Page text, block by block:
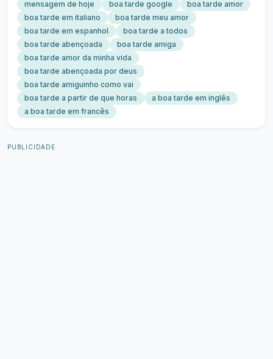
mensagem de hoje boa tarde google
boa tarde amor
boa tarde em italiano
boa tarde meu amor
boa tarde em espanhol
boa tarde a todos
boa tarde abençoada
boa tarde amiga
boa tarde amor da minha vida
boa tarde abençoada por deus
boa tarde amiguinho como vai
boa tarde a partir de que horas
a boa tarde em inglês
a boa tarde em francês
PUBLICIDADE